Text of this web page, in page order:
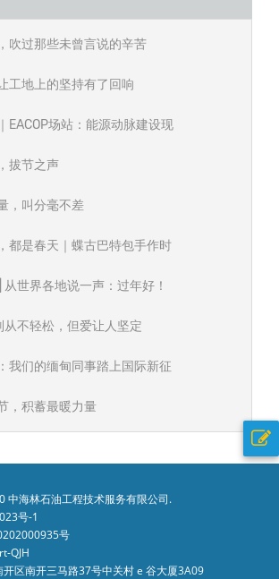
吹过那些未曾言说的辛苦
工地上的坚持有了回响
EACOP场站：能源动脉建设现
拔节之声
，叫分毫不差
都是春天｜蝶古巴特包手作时
从世界各地说一声：过年好！
从不轻松，但爱让人坚定
我们的缅甸同事踏上国际新征
，积蓄最暖力量
海林石油工程技术服务有限公司.
号-1
号
QJH
区南开三马路37号中关村 e 谷大厦3A09